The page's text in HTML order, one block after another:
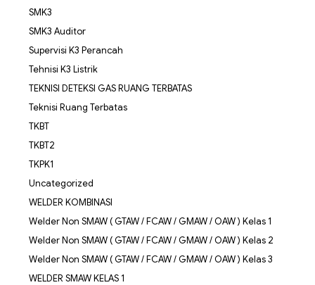
SMK3
SMK3 Auditor
Supervisi K3 Perancah
Tehnisi K3 Listrik
TEKNISI DETEKSI GAS RUANG TERBATAS
Teknisi Ruang Terbatas
TKBT
TKBT2
TKPK1
Uncategorized
WELDER KOMBINASI
Welder Non SMAW ( GTAW / FCAW / GMAW / OAW ) Kelas 1
Welder Non SMAW ( GTAW / FCAW / GMAW / OAW ) Kelas 2
Welder Non SMAW ( GTAW / FCAW / GMAW / OAW ) Kelas 3
WELDER SMAW KELAS 1